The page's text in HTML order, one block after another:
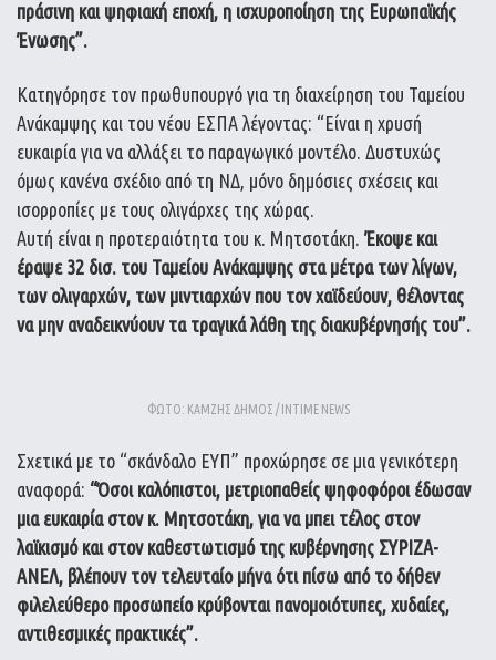
πράσινη και ψηφιακή εποχή, η ισχυροποίηση της Ευρωπαϊκής
Ένωσης”.
Κατηγόρησε τον πρωθυπουργό για τη διαχείρηση του Ταμείου
Ανάκαμψης και του νέου ΕΣΠΑ λέγοντας: “Είναι η χρυσή
ευκαιρία για να αλλάξει το παραγωγικό μοντέλο. Δυστυχώς
όμως κανένα σχέδιο από τη ΝΔ, μόνο δημόσιες σχέσεις και
ισορροπίες με τους ολιγάρχες της χώρας.
Αυτή είναι η προτεραιότητα του κ. Μητσοτάκη. Έκοψε και
έραψε 32 δισ. του Ταμείου Ανάκαμψης στα μέτρα των λίγων,
των ολιγαρχών, των μιντιαρχών που τον χαϊδεύουν, θέλοντας
να μην αναδεικνύουν τα τραγικά λάθη της διακυβέρνησής του”.
ΦΩΤΟ: ΚΑΜΖΗΣ ΔΗΜΟΣ / INTIME NEWS
Σχετικά με το “σκάνδαλο ΕΥΠ” προχώρησε σε μια γενικότερη
αναφορά: “Όσοι καλόπιστοι, μετριοπαθείς ψηφοφόροι έδωσαν
μια ευκαιρία στον κ. Μητσοτάκη, για να μπει τέλος στον
λαϊκισμό και στον καθεστωτισμό της κυβέρνησης ΣΥΡΙΖΑ-
ΑΝΕΛ, βλέπουν τον τελευταίο μήνα ότι πίσω από το δήθεν
φιλελεύθερο προσωπείο κρύβονται πανομοιότυπες, χυδαίες,
αντιθεσμικές πρακτικές”.